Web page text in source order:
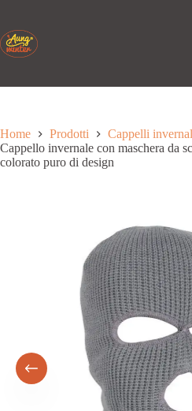
contenuto
Home Prodotti Cappelli
Cappello invernale con maschera da
colorato puro di design